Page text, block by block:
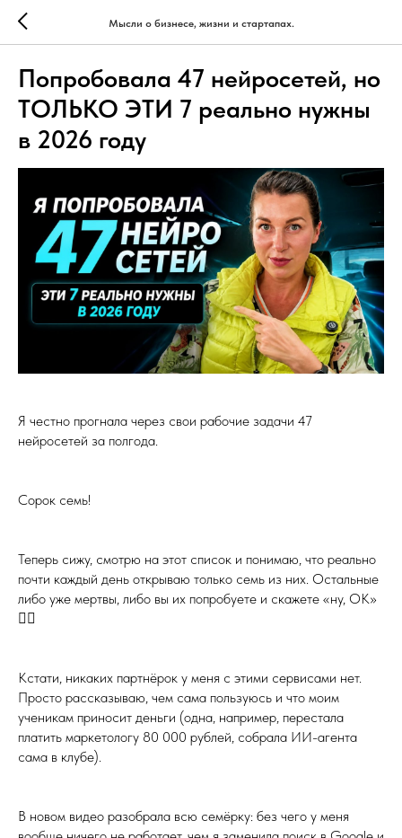
Мысли о бизнесе, жизни и стартапах.
Попробовала 47 нейросетей, но
ТОЛЬКО ЭТИ 7 реально нужны
в 2026 году
Я честно прогнала через свои рабочие задачи 47
нейросетей за полгода.
Сорок семь!
Теперь сижу, смотрю на этот список и понимаю, что реально
почти каждый день открываю только семь из них. Остальные
либо уже мертвы, либо вы их попробуете и скажете «ну, ОК»
🤷‍♀️
Кстати, никаких партнёрок у меня с этими сервисами нет.
Просто рассказываю, чем сама пользуюсь и что моим
ученикам приносит деньги (одна, например, перестала
платить маркетологу 80 000 рублей, собрала ИИ-агента
сама в клубе).
В новом видео разобрала всю семёрку: без чего у меня